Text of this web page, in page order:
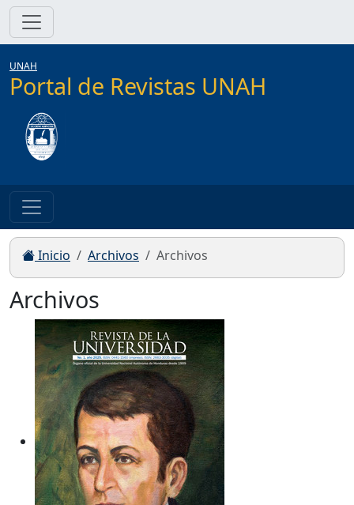
UNAH
Portal de Revistas UNAH
Inicio Archivos Archivos
Archivos